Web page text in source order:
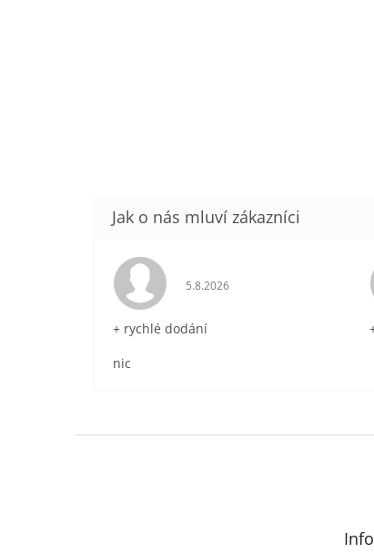
Hodnocení obchodu je 5 z 5
5.8.2026
+ rychlé dodání
nic